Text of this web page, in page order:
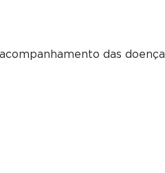
das